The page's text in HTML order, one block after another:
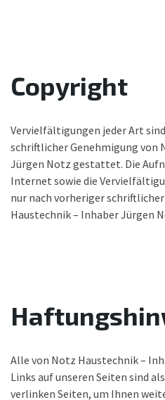
Copyright
Vervielfältigungen jeder Art
schriftlicher Genehmigung von
Jürgen Notz gestattet. Die
Internet sowie die
nur nach vorheriger
Haustechnik – Inhaber Jürgen
Alle von Notz Haustechnik –
Links auf unseren Seiten sind
verlinken Seiten, um Ihnen